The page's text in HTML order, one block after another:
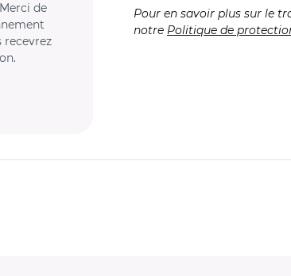
de
recevrez
Pour en savoir plus sur le
notre Politique de